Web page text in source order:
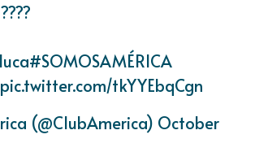
#SOMOSAMÉRICA
pic.twitter.com/tkYYEbqCgn
(@ClubAmerica) October